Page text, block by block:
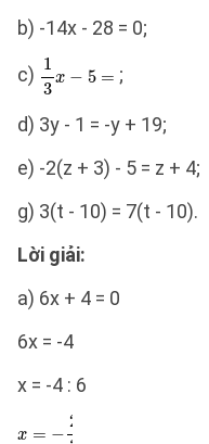
b) -14x - 28 = 0;
c) ;
d) 3y - 1 = -y + 19;
e) -2(z + 3) - 5 = z + 4;
g) 3(t - 10) = 7(t - 10).
Lời giải:
a) 6x + 4 = 0
6x = -4
x = -4 : 6